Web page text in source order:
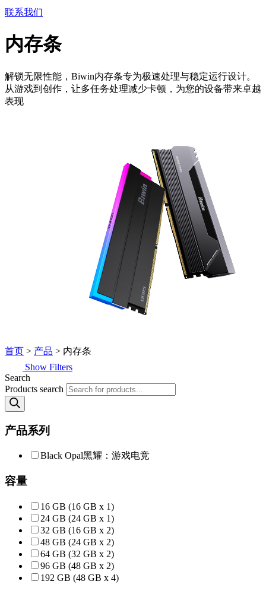
联系我们
内存条
解锁无限性能，Biwin内存条专为极速处理与稳定运行设计。
从游戏到创作，让多任务处理减少卡顿，为您的设备带来卓越
表现
首页 > 产品 > 内存条
Show Filters
Search
Products search
产品系列
Black Opal黑耀：游戏电竞
容量
16 GB (16 GB x 1)
24 GB (24 GB x 1)
32 GB (16 GB x 2)
48 GB (24 GB x 2)
64 GB (32 GB x 2)
96 GB (48 GB x 2)
192 GB (48 GB x 4)